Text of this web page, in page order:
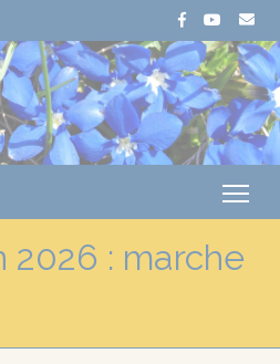
2026 : marche